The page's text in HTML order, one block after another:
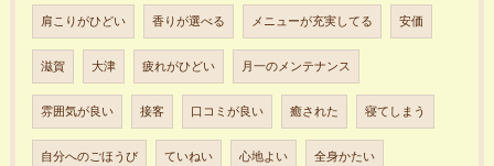
肩こりがひどい 香りが選べる メニューが充実してる 安価
滋賀 大津 疲れがひどい 月一のメンテナンス
雰囲気が良い 接客 口コミが良い 癒された 寝てしまう
自分へのごほうび ていねい 心地よい 全身かたい